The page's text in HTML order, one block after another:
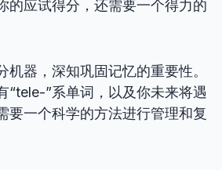
的应试得分，还需要一个得力的
机器，深知巩固记忆的重要性。
“tele-”系单词，以及你未来将遇
要一个科学的方法进行管理和复